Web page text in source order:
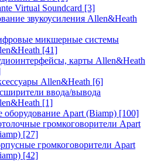
Virtual Soundcard [3]
звукоусиления Allen&Heath
микшерные системы
[41]
карты Allen&Heath
Allen&Heath [6]
ввода/вывода
[1]
оборудование Apart (Biamp) [100]
громкоговорители Apart
[27]
громкоговорители Apart
[42]